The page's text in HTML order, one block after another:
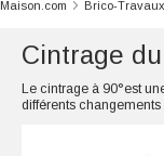
Maison.com Brico-Travaux
Cintrage
Le cintrage à 90°est
différents